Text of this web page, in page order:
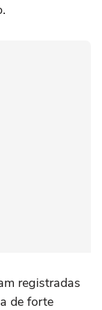
registradas
de forte